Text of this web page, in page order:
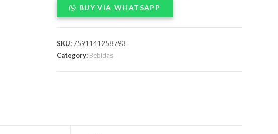
BOLSA BUY VIA WHATSAPP
SKU: 7591141258793
Category: Bebidas